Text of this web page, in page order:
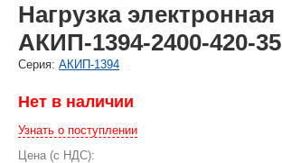
Нагрузка электронная
АКИП-1394-2400-420-35
Cерия: АКИП-1394
Нет в наличии
Узнать о поступлении
Цена (с НДС):